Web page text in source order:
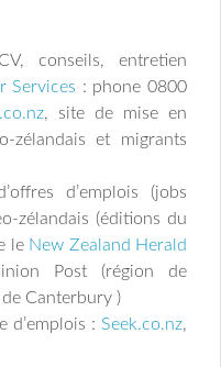
conseils, entretien
Services : phone 0800
, site de mise en
zélandais et migrants
d’emplois (jobs
zélandais (éditions du
le New Zealand Herald
Post (région de
Canterbury )
d’emplois : Seek.co.nz,